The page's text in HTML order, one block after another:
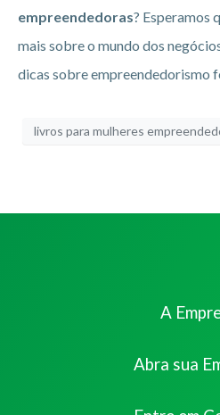
empreendedoras? Esperamos
mais sobre o mundo dos
dicas sobre empreendedorismo
livros para mulheres
A
Abra sua